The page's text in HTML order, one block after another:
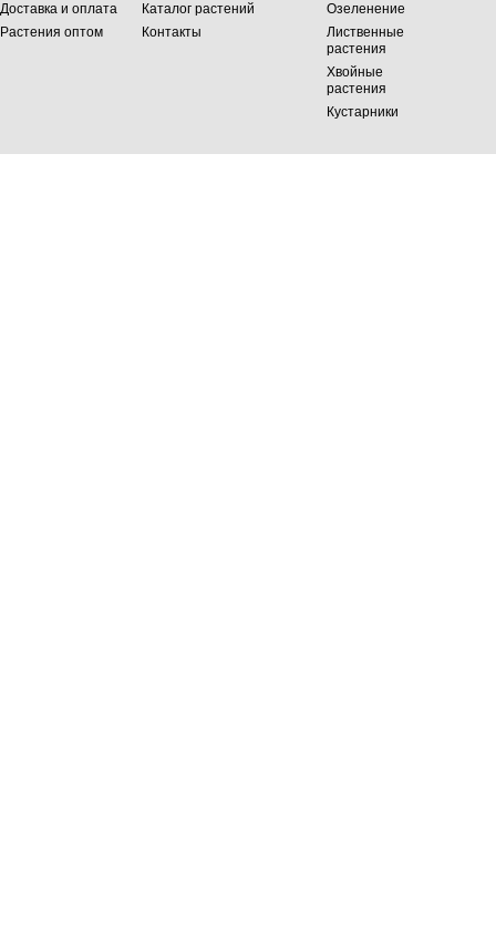
Доставка и оплата
Каталог растений
Растения оптом
Контакты
Озеленение
Лиственные
растения
Хвойные
растения
Кустарники